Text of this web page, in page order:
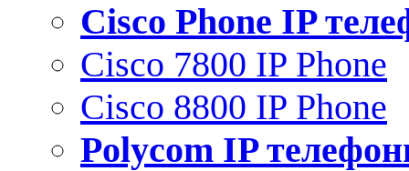
Сisco Phone IP
Cisco 7800 IP Phone
Cisco 8800 IP Phone
Polycom IP